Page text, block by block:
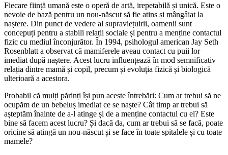
Fiecare ființă umană este o operă de artă, irepetabilă și unică. Este o
nevoie de bază pentru un nou-născut să fie atins și mângâiat la
naștere. Din punct de vedere al supraviețuirii, oamenii sunt
concepuți pentru a stabili relații sociale și pentru a menține contactul
fizic cu mediul înconjurător. În 1994, psihologul american Jay Seth
Rosenblatt a observat că mamiferele aveau contact cu puii lor
imediat după naștere. Acest lucru influențează în mod semnificativ
relația dintre mamă și copil, precum și evoluția fizică și biologică
ulterioară a acestora.
Probabil că mulți părinți își pun aceste întrebări: Cum ar trebui să ne
ocupăm de un bebeluș imediat ce se naște? Cât timp ar trebui să
așteptăm înainte de a-l atinge și de a menține contactul cu el? Este
bine să facem acest lucru? Și dacă da, cum ar trebui să se facă, poate
oricine să atingă un nou-născut și se face în toate spitalele și cu toate
mamele?